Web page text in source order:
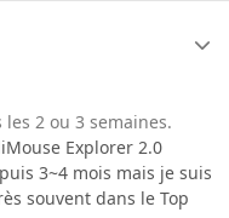
2 ou 3 semaines.
Explorer 2.0
3~4 mois mais je suis
souvent dans le Top